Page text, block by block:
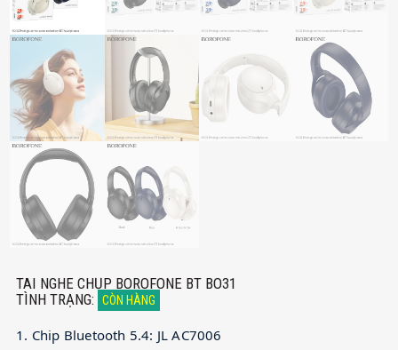
TAI NGHE CHỤP BOROFONE BT BO31
TÌNH TRẠNG: CÒN HÀNG
1. Chip Bluetooth 5.4: JL AC7006